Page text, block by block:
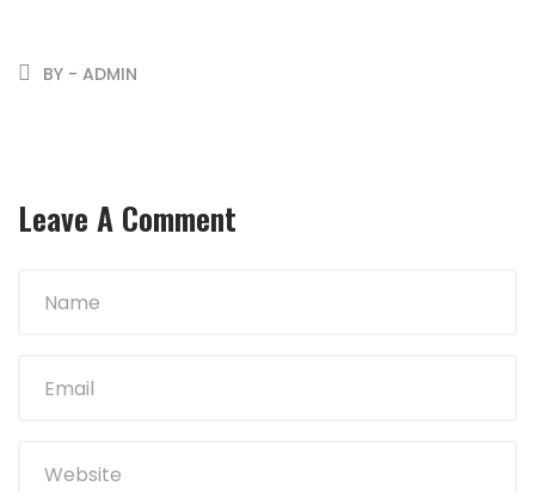
BY - ADMIN
Leave A Comment